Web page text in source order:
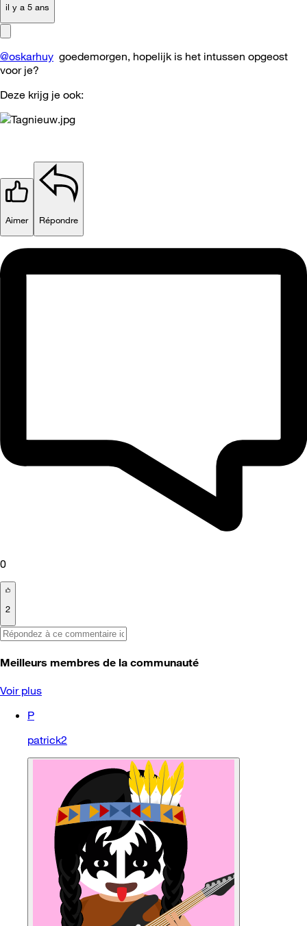
il y a 5 ans
@oskarhuy goedemorgen, hopelijk is het intussen opgeost
voor je?
Deze krijg je ook:
Aimer Répondre
0
2
Meilleurs membres de la communauté
Voir plus
P
patrick2